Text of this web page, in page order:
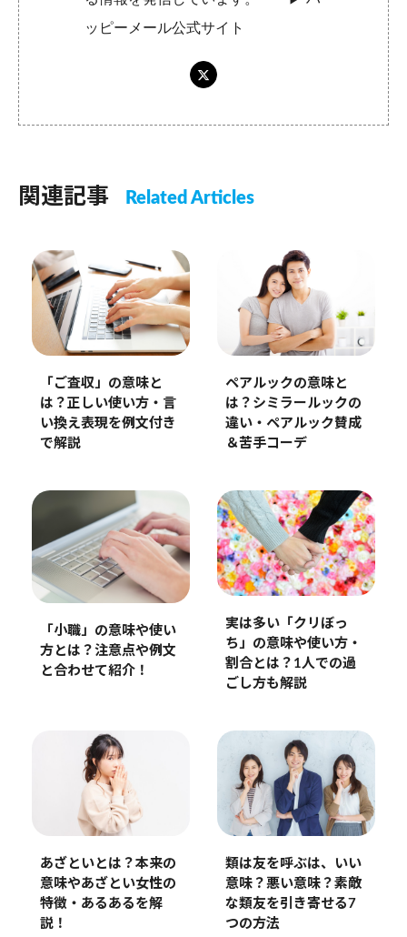
ッピーメール公式サイト
関連記事 Related Articles
「ご査収」の意味と
は？正しい使い方・言
い換え表現を例文付き
で解説
ペアルックの意味と
は？シミラールックの
違い・ペアルック賛成
＆苦手コーデ
「小職」の意味や使い
方とは？注意点や例文
と合わせて紹介！
実は多い「クリぼっ
ち」の意味や使い方・
割合とは？1人での過
ごし方も解説
あざといとは？本来の
意味やあざとい女性の
特徴・あるあるを解
説！
類は友を呼ぶは、いい
意味？悪い意味？素敵
な類友を引き寄せる7
つの方法